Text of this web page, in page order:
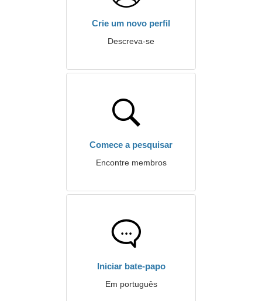
Crie um novo perfil
Descreva-se
Comece a pesquisar
Encontre membros
Iniciar bate-papo
Em português